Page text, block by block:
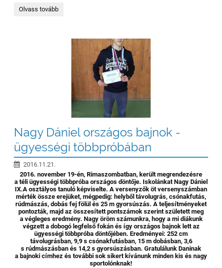
Átadták
Olvass tovább
Nagy Dániel országos bajnok -
ügyességi többpróbában
2016.11.21.
2016. november 19-én, Rimaszombatban, került megrendezésre
a téli ügyességi többpróba országos döntője. Iskolánkat Nagy Dániel
IX.A osztályos tanuló képviselte. A versenyzők öt versenyszámban
mérték össze erejüket, mégpedig: helyből távolugrás, csónakfutás,
rúdmászás, dobás fej fölül és 25 m gyorsúszás. A teljesítményeket
pontozták, majd az összesített pontszámok szerint született meg
a végleges eredmény. Nagy öröm számunkra, hogy a mi diákunk
végzett a dobogó legfelső fokán és így országos bajnok lett az
ügyességi többpróba döntőjében. Eredményei: 252 cm
távolugrásban, 9,9 s csónakfutásban, 15 m dobásban, 3,6
s rúdmászásban és 14,2 s gyorsúszásban. Gratulálunk Daninak
a bajnoki címhez és további sok sikert kívánunk minden kis és nagy
sportolónknak!